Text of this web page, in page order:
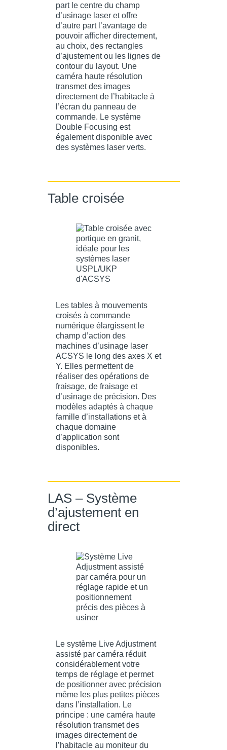
part le centre du champ
d’usinage laser et offre
d’autre part l’avantage de
pouvoir afficher directement,
au choix, des rectangles
d’ajustement ou les lignes de
contour du layout. Une
caméra haute résolution
transmet des images
directement de l’habitacle à
l’écran du panneau de
commande. Le système
Double Focusing est
également disponible avec
des systèmes laser verts.
Table croisée
Les tables à mouvements
croisés à commande
numérique élargissent le
champ d’action des
machines d’usinage laser
ACSYS le long des axes X et
Y. Elles permettent de
réaliser des opérations de
fraisage, de fraisage et
d’usinage de précision. Des
modèles adaptés à chaque
famille d’installations et à
chaque domaine
d’application sont
disponibles.
LAS – Système
d’ajustement en
direct
Le système Live Adjustment
assisté par caméra réduit
considérablement votre
temps de réglage et permet
de positionner avec précision
même les plus petites pièces
dans l’installation. Le
principe : une caméra haute
résolution transmet des
images directement de
l’habitacle au moniteur du